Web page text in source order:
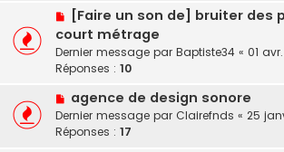
[Faire un son de] bruiter des
court métrage
Dernier message par Baptiste34 « 01
Réponses : 10
agence de design sonore
Dernier message par Clairefnds « 25
Réponses : 17